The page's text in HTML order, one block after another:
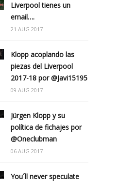
Liverpool tienes un
email….
21 AUG 2017
Klopp acoplando las
piezas del Liverpool
2017-18 por @Javi15195
09 AUG 2017
Jürgen Klopp y su
política de fichajes por
@Oneclubman
06 AUG 2017
You´ll never speculate